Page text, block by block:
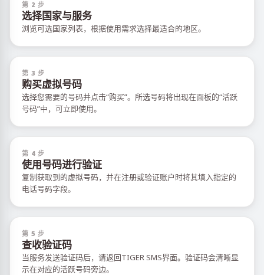
第 2 步
选择国家与服务
浏览可选国家列表，根据使用需求选择最适合的地区。
第 3 步
购买虚拟号码
选择您需要的号码并点击“购买”。所选号码将出现在面板的“活跃
号码”中，可立即使用。
第 4 步
使用号码进行验证
复制获取到的虚拟号码，并在注册或验证账户时将其填入指定的
电话号码字段。
第 5 步
查收验证码
当服务发送验证码后，请返回TIGER SMS界面。验证码会清晰显
示在对应的活跃号码旁边。